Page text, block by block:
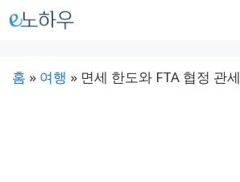
컨
홈 » 여행 » 면세 한도와 FTA 협정 관세